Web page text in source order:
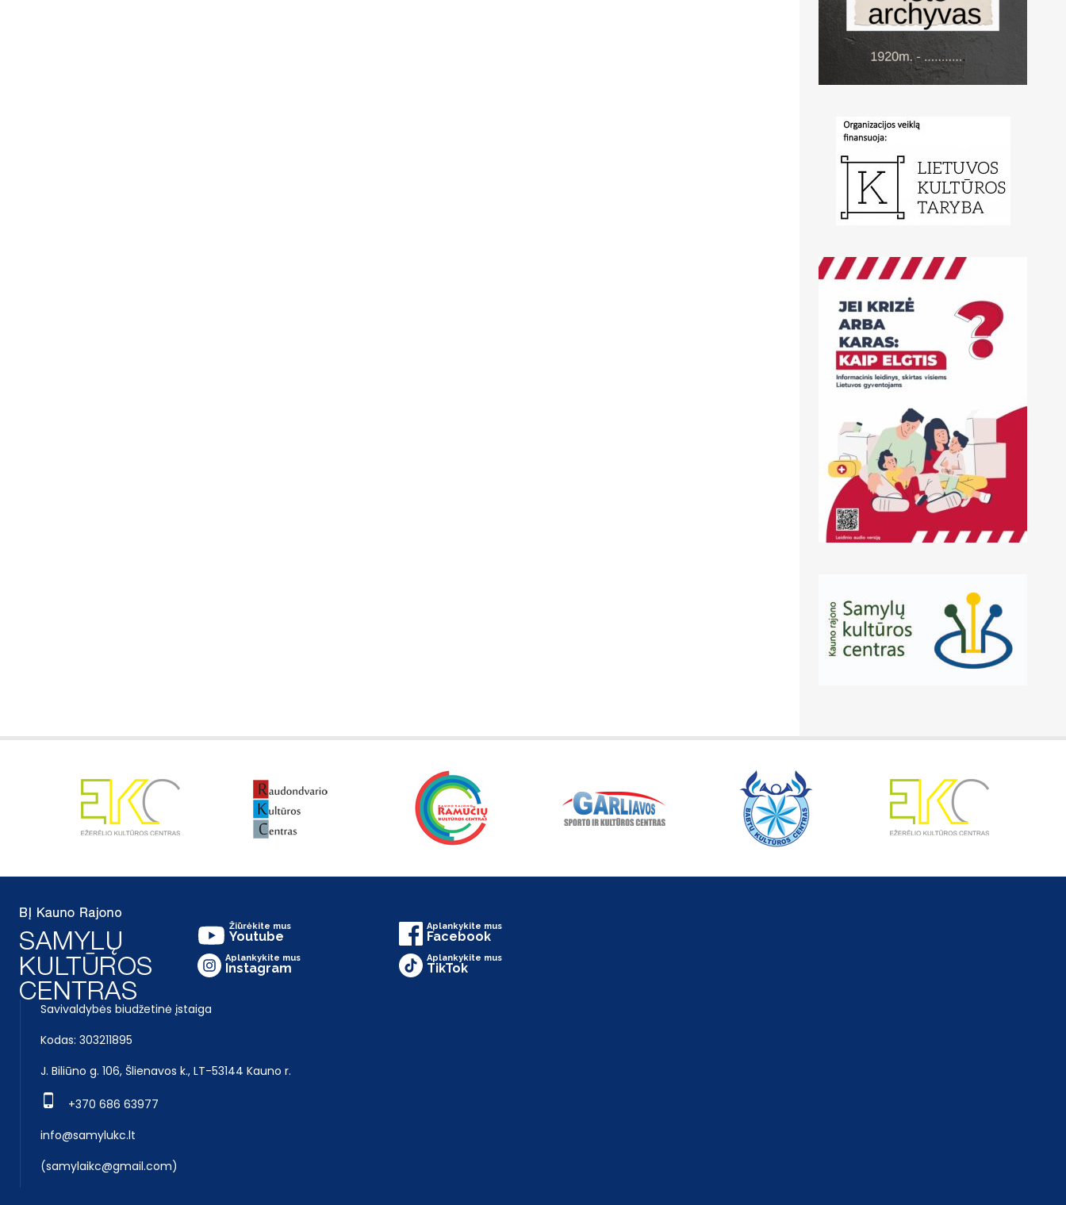
Žiūrėkite mus
Youtube
Aplankykite mus
Facebook
Aplankykite mus
Instagram
Aplankykite mus
TikTok
Savivaldybės biudžetinė įstaiga
Kodas: 303211895
J. Biliūno g. 106, Šlienavos k., LT-53144 Kauno r.
+370 686 63977
info@samylukc.lt
(samylaikc@gmail.com)